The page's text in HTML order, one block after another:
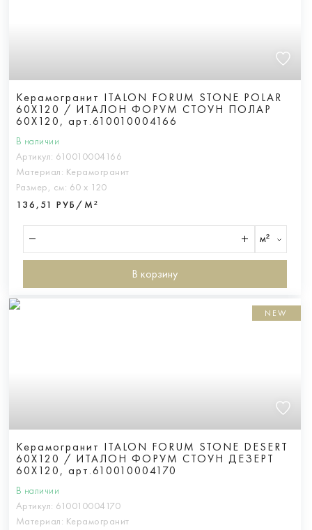
Керамогранит ITALON FORUM STONE POLAR
60X120 / ИТАЛОН ФОРУМ СТОУН ПОЛАР
60X120, арт.610010004166
В наличии
Артикул: 610010004166
Материал: Керамогранит
Размер, см: 60 х 120
136,51 РУБ/М²
м²
В корзину
NEW
Керамогранит ITALON FORUM STONE DESERT
60X120 / ИТАЛОН ФОРУМ СТОУН ДЕЗЕРТ
60X120, арт.610010004170
В наличии
Артикул: 610010004170
Материал: Керамогранит